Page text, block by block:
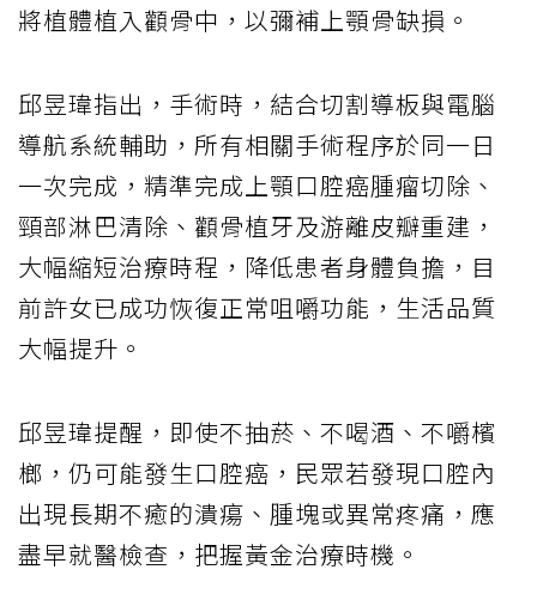
將植體植入顴骨中，以彌補上顎骨缺損。
邱昱瑋指出，手術時，結合切割導板與電腦
導航系統輔助，所有相關手術程序於同一日
一次完成，精準完成上顎口腔癌腫瘤切除、
頸部淋巴清除、顴骨植牙及游離皮瓣重建，
大幅縮短治療時程，降低患者身體負擔，目
前許女已成功恢復正常咀嚼功能，生活品質
大幅提升。
邱昱瑋提醒，即使不抽菸、不喝酒、不嚼檳
榔，仍可能發生口腔癌，民眾若發現口腔內
出現長期不癒的潰瘍、腫塊或異常疼痛，應
盡早就醫檢查，把握黃金治療時機。